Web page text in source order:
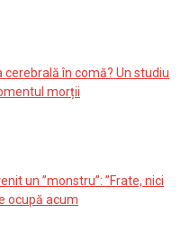
în comă? Un studiu
morții
un ”monstru”: ”Frate, nici
ocupă acum